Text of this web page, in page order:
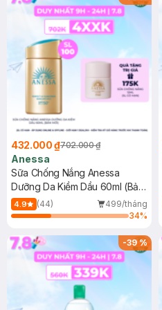
432.000 ₫702.000 ₫
Anessa
Sữa Chống Nắng Anessa
Dưỡng Da Kiềm Dầu 60ml (Bản
Mới)
4.9 (44)
499/tháng
34%
-39%